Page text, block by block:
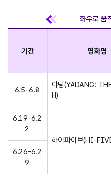
기간 영화명
6.5-6.8
야당(YADANG:
H)
6.19-6.2
2
하이파이브(HI-
6.26-6.2
9